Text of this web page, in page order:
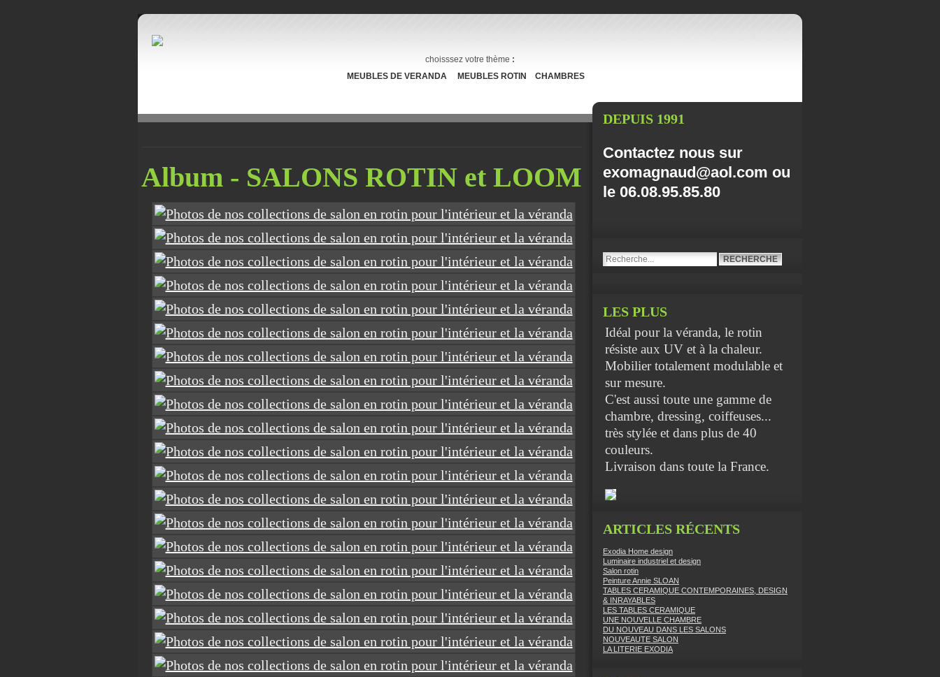
choisssez votre thème :
MEUBLES DE VERANDA
MEUBLES ROTIN
CHAMBRES
Album - SALONS ROTIN et LOOM
DEPUIS 1991
Contactez nous sur
exomagnaud@aol.com ou
le 06.08.95.85.80
LES PLUS
Idéal pour la véranda, le rotin
résiste aux UV et à la chaleur.
Mobilier totalement modulable et
sur mesure.
C'est aussi toute une gamme de
chambre, dressing, coiffeuses...
très stylée et dans plus de 40
couleurs.
Livraison dans toute la France.
ARTICLES RÉCENTS
Exodia Home design
Luminaire industriel et design
Salon rotin
Peinture Annie SLOAN
TABLES CERAMIQUE CONTEMPORAINES, DESIGN
& INRAYABLES
LES TABLES CERAMIQUE
UNE NOUVELLE CHAMBRE
DU NOUVEAU DANS LES SALONS
NOUVEAUTE SALON
LA LITERIE EXODIA